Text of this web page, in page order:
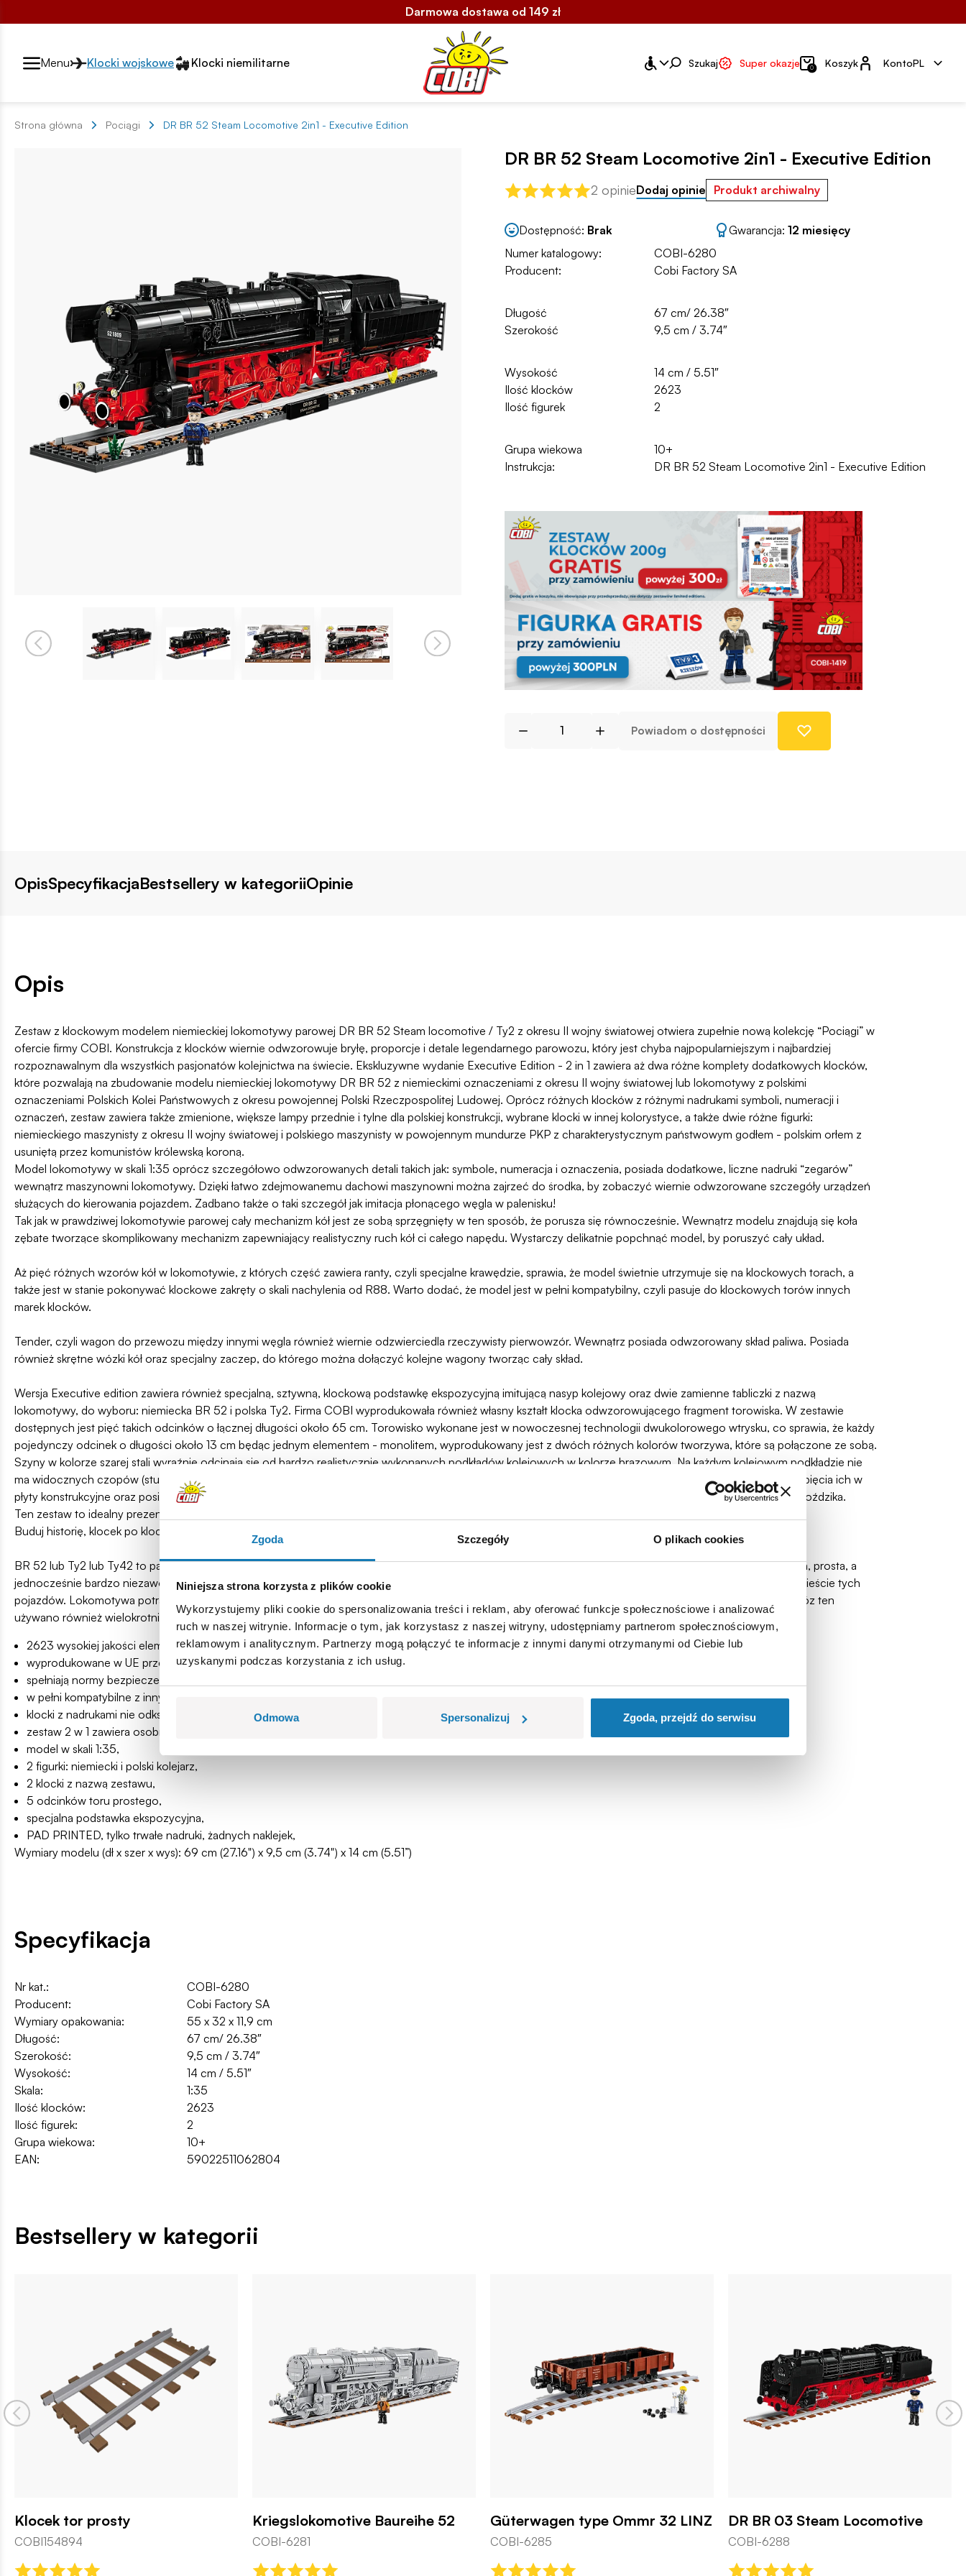
Zgoda Szczegóły O plikach cookies
Niniejsza strona korzysta z plików cookie
Wykorzystujemy pliki cookie do spersonalizowania treści i reklam, aby oferować funkcje społecznościowe i analizować
ruch w naszej witrynie. Informacje o tym, jak korzystasz z naszej witryny, udostępniamy partnerom społecznościowym,
reklamowym i analitycznym. Partnerzy mogą połączyć te informacje z innymi danymi otrzymanymi od Ciebie lub
uzyskanymi podczas korzystania z ich usług.
Odmowa Spersonalizuj Zgoda, przejdź do serwisu
Darmowa dostawa od 149 zł
Przełącznik segmentów2
Menu Klocki wojskowe Klocki niemilitarne Szukaj Super okazje 0 KoszykKonto
KontoPL
Strona główna Pociągi DR BR 52 Steam Locomotive 2in1 - Executive Edition
DR BR 52 Steam Locomotive 2in1 - Executive Edition
2 opinieDodaj opinie Produkt archiwalny
Dostępność: Brak Gwarancja: 12 miesięcy
Numer katalogowy:
COBI-6280
Producent:
Cobi Factory SA
Długość
67 cm/ 26.38″
Szerokość
9,5 cm / 3.74″
Wysokość
14 cm / 5.51″
Ilość klocków
2623
Ilość figurek
2
Grupa wiekowa
10+
Instrukcja:
DR BR 52 Steam Locomotive 2in1 - Executive Edition
Powiadom o dostępności
OpisSpecyfikacjaBestsellery w kategoriiOpinie
Opis
Zestaw z klockowym modelem niemieckiej lokomotywy parowej DR BR 52 Steam locomotive / Ty2 z okresu II wojny światowej otwiera zupełnie nową kolekcję “Pociągi” w
ofercie firmy COBI. Konstrukcja z klocków wiernie odwzorowuje bryłę, proporcje i detale legendarnego parowozu, który jest chyba najpopularniejszym i najbardziej
rozpoznawalnym dla wszystkich pasjonatów kolejnictwa na świecie. Ekskluzywne wydanie Executive Edition - 2 in 1 zawiera aż dwa różne komplety dodatkowych klocków,
które pozwalają na zbudowanie modelu niemieckiej lokomotywy DR BR 52 z niemieckimi oznaczeniami z okresu II wojny światowej lub lokomotywy z polskimi
oznaczeniami Polskich Kolei Państwowych z okresu powojennej Polski Rzeczpospolitej Ludowej. Oprócz różnych klocków z różnymi nadrukami symboli, numeracji i
oznaczeń, zestaw zawiera także zmienione, większe lampy przednie i tylne dla polskiej konstrukcji, wybrane klocki w innej kolorystyce, a także dwie różne figurki:
niemieckiego maszynisty z okresu II wojny światowej i polskiego maszynisty w powojennym mundurze PKP z charakterystycznym państwowym godłem - polskim orłem z
usuniętą przez komunistów królewską koroną.
Model lokomotywy w skali 1:35 oprócz szczegółowo odwzorowanych detali takich jak: symbole, numeracja i oznaczenia, posiada dodatkowe, liczne nadruki “zegarów”
wewnątrz maszynowni lokomotywy. Dzięki łatwo zdejmowanemu dachowi maszynowni można zajrzeć do środka, by zobaczyć wiernie odwzorowane szczegóły urządzeń
służących do kierowania pojazdem. Zadbano także o taki szczegół jak imitacja płonącego węgla w palenisku!
Tak jak w prawdziwej lokomotywie parowej cały mechanizm kół jest ze sobą sprzęgnięty w ten sposób, że porusza się równocześnie. Wewnątrz modelu znajdują się koła
zębate tworzące skomplikowany mechanizm zapewniający realistyczny ruch kół ci całego napędu. Wystarczy delikatnie popchnąć model, by poruszyć cały układ.
Aż pięć różnych wzorów kół w lokomotywie, z których część zawiera ranty, czyli specjalne krawędzie, sprawia, że model świetnie utrzymuje się na klockowych torach, a
także jest w stanie pokonywać klockowe zakręty o skali nachylenia od R88. Warto dodać, że model jest w pełni kompatybilny, czyli pasuje do klockowych torów innych
marek klocków.
Tender, czyli wagon do przewozu między innymi węgla również wiernie odzwierciedla rzeczywisty pierwowzór. Wewnątrz posiada odwzorowany skład paliwa. Posiada
również skrętne wózki kół oraz specjalny zaczep, do którego można dołączyć kolejne wagony tworząc cały skład.
Wersja Executive edition zawiera również specjalną, sztywną, klockową podstawkę ekspozycyjną imitującą nasyp kolejowy oraz dwie zamienne tabliczki z nazwą
lokomotywy, do wyboru: niemiecka BR 52 i polska Ty2. Firma COBI wyprodukowała również własny kształt klocka odwzorowującego fragment torowiska. W zestawie
dostępnych jest pięć takich odcinków o łącznej długości około 65 cm. Torowisko wykonane jest w nowoczesnej technologii dwukolorowego wtrysku, co sprawia, że każdy
pojedynczy odcinek o długości około 13 cm będąc jednym elementem - monolitem, wyprodukowany jest z dwóch różnych kolorów tworzywa, które są połączone ze sobą.
Szyny w kolorze szarej stali wyraźnie odcinają się od bardzo realistycznie wykonanych podkładów kolejowych w kolorze brązowym. Na każdym kolejowym podkładzie nie
ma widocznych czopów (studów), co poprawia ich realizm, a każdy z nich pokryty jest fakturą deski, czyli imitacją słojów drewna. Torowiska mają możliwość wpięcia ich w
płyty konstrukcyjne oraz posiadają otwór techniczny, dzięki któremu można przytwierdzić torowisko na stałe do dioramy kolejowej np. używając wkrętu lub gwoździka.
Ten zestaw to idealny prezent dla każdego pasjonata historii i kolejnictwa.
Buduj historię, klocek po klocku!
BR 52 lub Ty2 lub Ty42 to parowóz towarowy konstrukcji niemieckiej, produkowany w wielu fabrykach europejskich w latach 1942–1945. Była to bardzo tania, prosta, a
jednocześnie bardzo niezawodna lokomotywa parowa. W Polsce po II wojnie światowej w strukturach Polskich Kolei Państwowych używano ponad tysiąc dwieście tych
pojazdów. Lokomotywa potrafiła uciągnąć składy towarowe o łącznej masie nawet 620 ton z prędkością 80 km/h lub 1700 ton z prędkością 50 km/h. Parowóz ten
używano również wielokrotnie do ciągnięcia składów osobowych.
2623 wysokiej jakości elementów
wyprodukowane w UE przez firmę z ponad 20-letnią tradycją,
spełniają normy bezpieczeństwa dotyczące produktów dla dzieci,
w pełni kompatybilne z innymi markami klocków konstrukcyjnych,
klocki z nadrukami nie odkształcają się i nie bledną w czasie zabawy czy pod wpływem temperatury,
zestaw 2 w 1 zawiera osobne oznaczenia niemieckie i polskie do wyboru,
model w skali 1:35,
2 figurki: niemiecki i polski kolejarz,
2 klocki z nazwą zestawu,
5 odcinków toru prostego,
specjalna podstawka ekspozycyjna,
PAD PRINTED, tylko trwałe nadruki, żadnych naklejek,
Wymiary modelu (dł x szer x wys): 69 cm (27.16") x 9,5 cm (3.74") x 14 cm (5.51”)
Specyfikacja
Nr kat.:
COBI-6280
Producent:
Cobi Factory SA
Wymiary opakowania:
55 x 32 x 11,9 cm
Długość:
67 cm/ 26.38″
Szerokość:
9,5 cm / 3.74″
Wysokość:
14 cm / 5.51″
Skala:
1:35
Ilość klocków:
2623
Ilość figurek:
2
Grupa wiekowa:
10+
EAN:
59022511062804
Bestsellery w kategorii
Klocek tor prosty
COBI154894
Kriegslokomotive Baureihe 52
COBI-6281
Güterwagen type Ommr 32 LINZ
COBI-6285
DR BR 03 Steam Locomotive
COBI-6288